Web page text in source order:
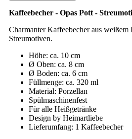
Kaffeebecher - Opas Pott -
Charmanter Kaffeebecher aus
Streumotiven.
Höhe: ca. 10 cm
Ø Oben: ca. 8 cm
Ø Boden: ca. 6 cm
Füllmenge: ca. 320 ml
Material: Porzellan
Spülmaschinenfest
Für alle Heißgetränke
Design by Heimartliebe
Lieferumfang: 1 Kaffeebecher